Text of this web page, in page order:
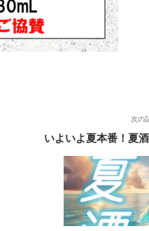
次の
いよいよ夏本番！夏